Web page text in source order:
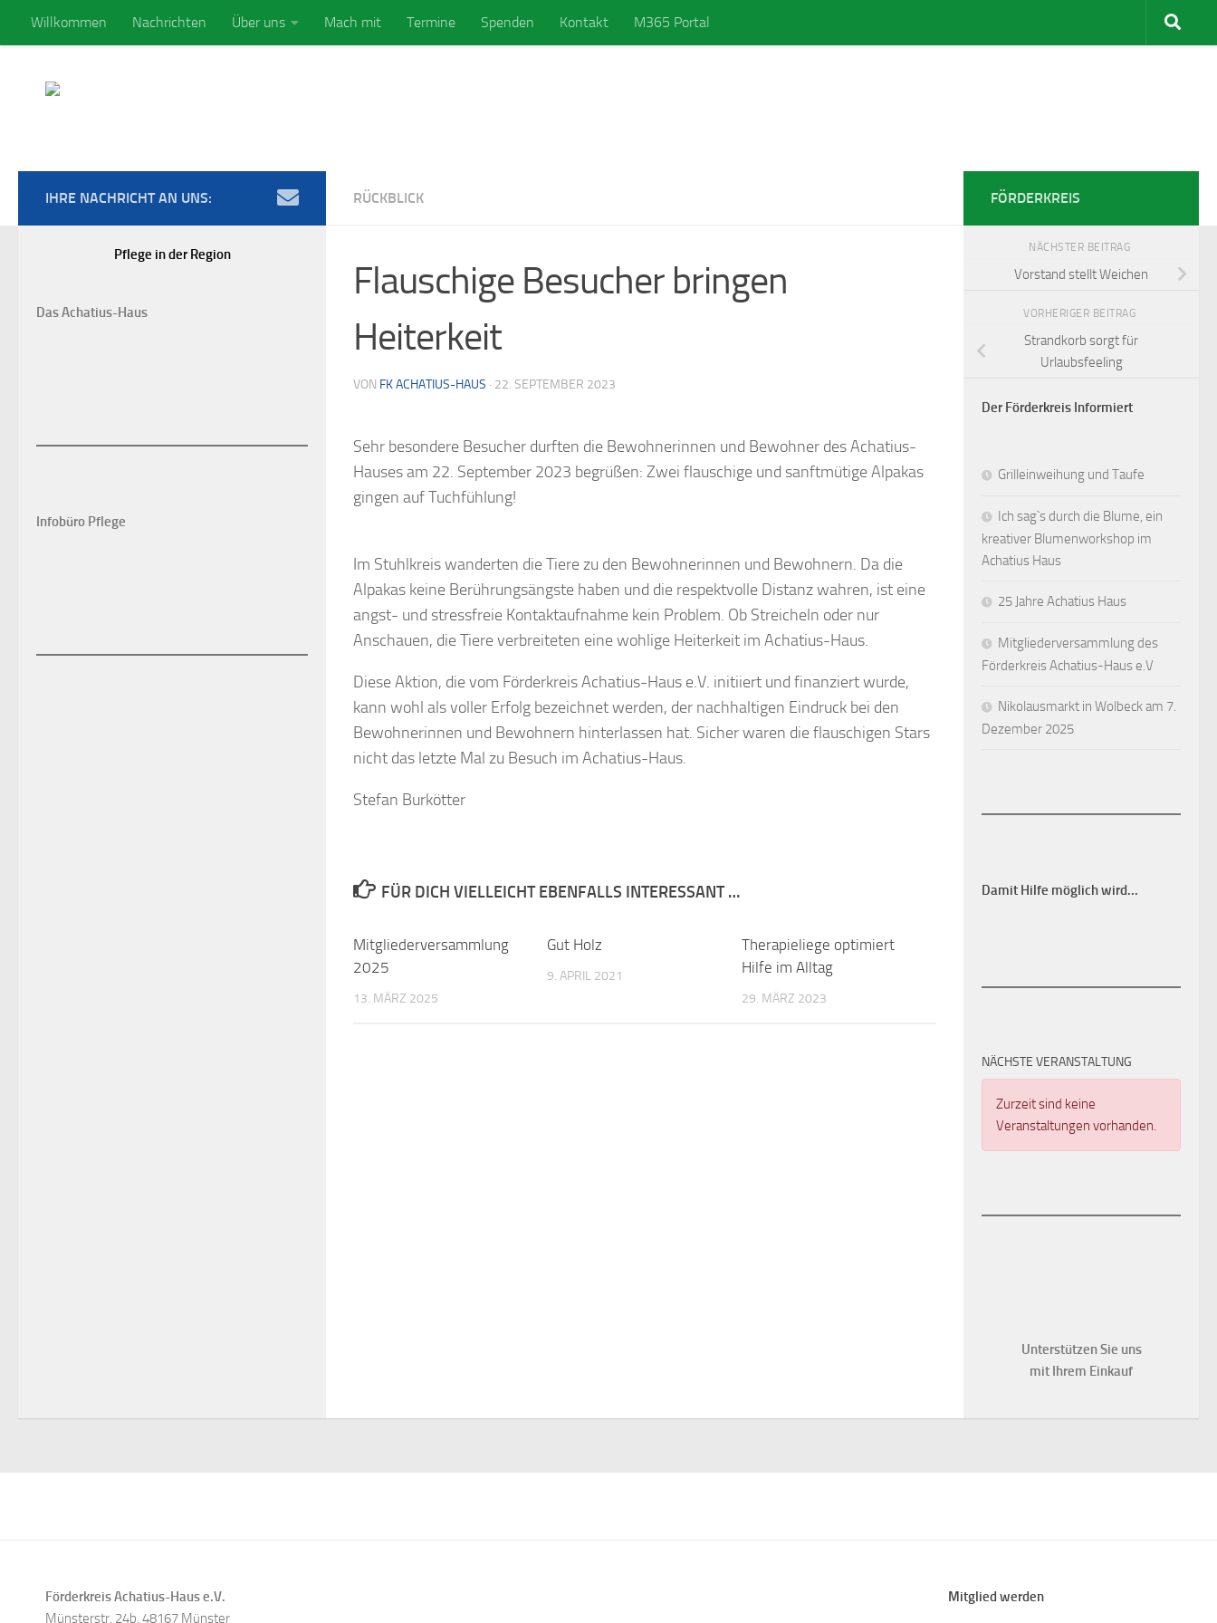
Zum Inhalt springen
Willkommen Nachrichten Über uns Mach mit Termine Spenden Kontakt M365 Portal
RÜCKBLICK
Flauschige Besucher bringen
Heiterkeit
VON FK ACHATIUS-HAUS · 22. SEPTEMBER 2023
Sehr besondere Besucher durften die Bewohnerinnen und Bewohner des Achatius-
Hauses am 22. September 2023 begrüßen: Zwei flauschige und sanftmütige Alpakas
gingen auf Tuchfühlung!
Im Stuhlkreis wanderten die Tiere zu den Bewohnerinnen und Bewohnern. Da die
Alpakas keine Berührungsängste haben und die respektvolle Distanz wahren, ist eine
angst- und stressfreie Kontaktaufnahme kein Problem. Ob Streicheln oder nur
Anschauen, die Tiere verbreiteten eine wohlige Heiterkeit im Achatius-Haus.
Diese Aktion, die vom Förderkreis Achatius-Haus e.V. initiiert und finanziert wurde,
kann wohl als voller Erfolg bezeichnet werden, der nachhaltigen Eindruck bei den
Bewohnerinnen und Bewohnern hinterlassen hat. Sicher waren die flauschigen Stars
nicht das letzte Mal zu Besuch im Achatius-Haus.
Stefan Burkötter
FÜR DICH VIELLEICHT EBENFALLS INTERESSANT …
Mitgliederversammlung
2025
13. MÄRZ 2025
Gut Holz
9. APRIL 2021
Therapieliege optimiert
Hilfe im Alltag
29. MÄRZ 2023
IHRE NACHRICHT AN UNS:
Pflege in der Region
Das Achatius-Haus
Infobüro Pflege
FÖRDERKREIS
NÄCHSTER BEITRAG
Vorstand stellt Weichen
VORHERIGER BEITRAG
Strandkorb sorgt für
Urlaubsfeeling
Der Förderkreis Informiert
Grilleinweihung und Taufe
Ich sag`s durch die Blume, ein
kreativer Blumenworkshop im
Achatius Haus
25 Jahre Achatius Haus
Mitgliederversammlung des
Förderkreis Achatius-Haus e.V
Nikolausmarkt in Wolbeck am 7.
Dezember 2025
Damit Hilfe möglich wird...
NÄCHSTE VERANSTALTUNG
Zurzeit sind keine
Veranstaltungen vorhanden.
Unterstützen Sie uns
mit Ihrem Einkauf
Förderkreis Achatius-Haus e.V.
Münsterstr. 24b, 48167 Münster
Mitglied werden